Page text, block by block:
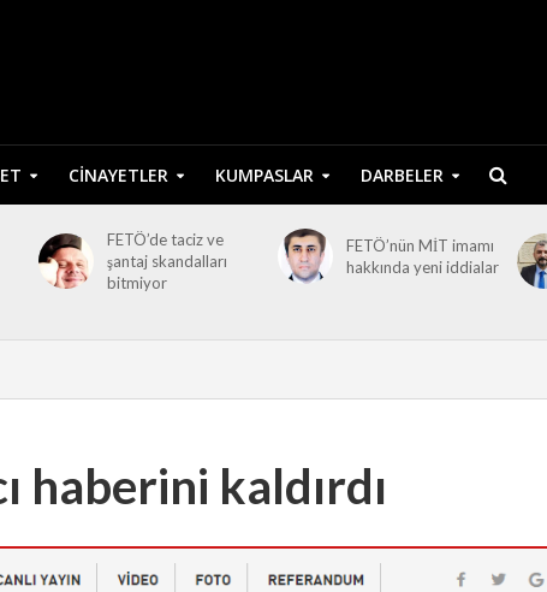
CINAYETLER KUMPASLAR DARBELER
FETÖ’de taciz ve
şantaj skandalları
bitmiyor
FETÖ’nün MİT imamı
hakkında yeni iddialar
haberini kaldırdı